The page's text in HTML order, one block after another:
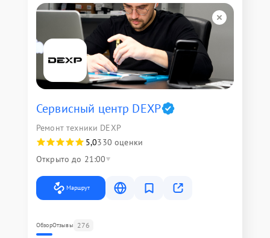
Сервисный центр DEXP
Ремонт техники DEXP
5,0330 оценки
Открыто до 21:00
Маршрут
ОбзорОтзывы 276